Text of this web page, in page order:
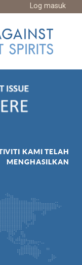
Log masuk
KAMI TELAH
MENGHASILKAN